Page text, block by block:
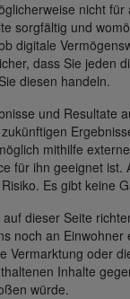
nicht
sorgfältig und
digitale
dass Sie jeden
diesen handeln.
und Resultate
mithilfe
für ihn geeignet ist.
Es gibt keine
dieser Seite
noch an Einwohner
Vermarktung oder
Inhalte
würde.